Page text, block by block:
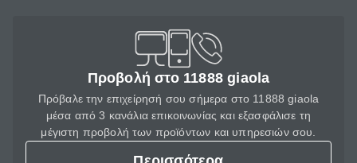
Προβολή στο 11888 giaola
Πρόβαλε την επιχείρησή σου σήμερα στο 11888 giaola
μέσα από 3 κανάλια επικοινωνίας και εξασφάλισε τη
μέγιστη προβολή των προϊόντων και υπηρεσιών σου.